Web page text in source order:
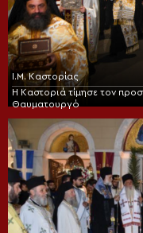
Ι.Μ. Καστορίας
Η Καστοριά τίμησε τον
Θαυματουργό